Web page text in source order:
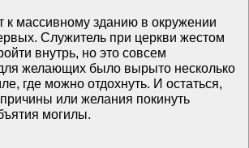
к массивному зданию в окружении
Служитель при церкви жестом
внутрь, но это совсем
желающих было вырыто несколько
где можно отдохнуть. И остаться,
или желания покинуть
могилы.